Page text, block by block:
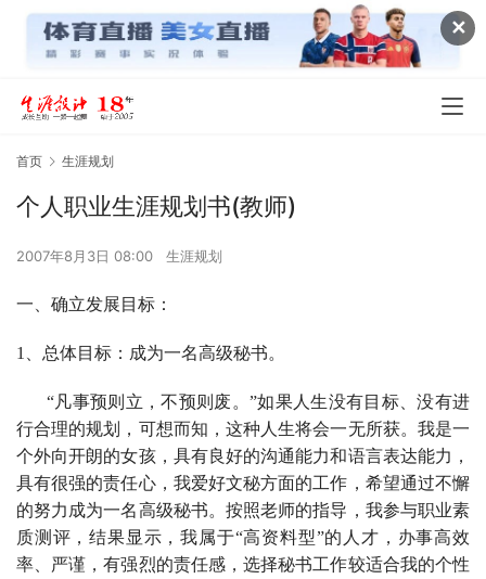
✕
首页 生涯规划
个人职业生涯规划书(教师)
2007年8月3日 08:00 生涯规划
一、确立发展目标：
1 、总体目标：成为一名高级秘书。
“凡事预则立，不预则废。”如果人生没有目标、没有进
行合理的规划，可想而知，这种人生将会一无所获。 我是一
个外向开朗的女孩，具有良好的沟通能力和语言表达能力，
具有很强的责任心，我爱好文秘方面的工作，希望通过不懈
的努力成为一名高级秘书。按照老师的指导，我参与职业素
质测评，结果显示，我属于“高资料型”的人才，办事高效
率、严谨，有强烈的责任感，选择秘书工作较适合我的个性